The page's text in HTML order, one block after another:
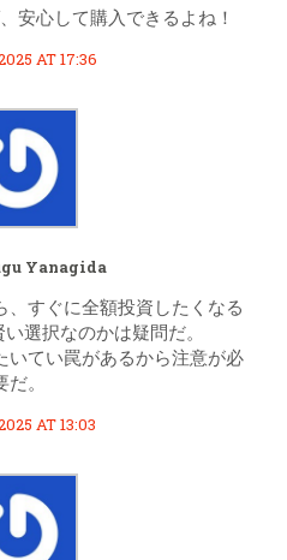
安心して購入できるよね！
AT 17:36
Yanagida
、すぐに全額投資したくなる
選択なのかは疑問だ。
いてい罠があるから注意が必
だ。
AT 13:03